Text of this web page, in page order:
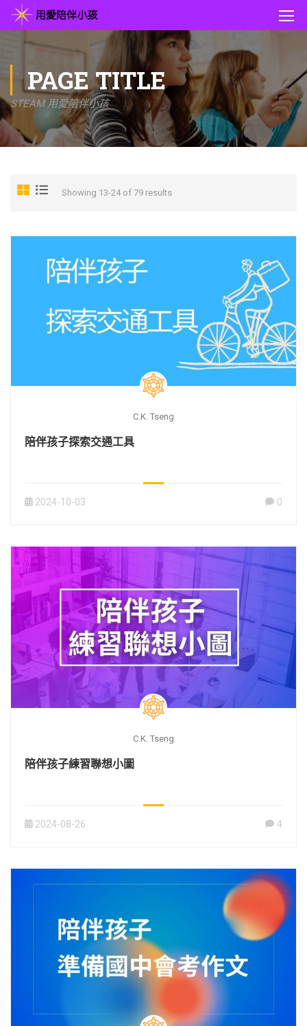
PAGE TITLE
STEAM 用愛陪伴小孩
Showing 13-24 of 79 results
C.K. Tseng
陪伴孩子探索交通工具
2024-10-03 0
C.K. Tseng
陪伴孩子練習聯想小圖
2024-08-26 4